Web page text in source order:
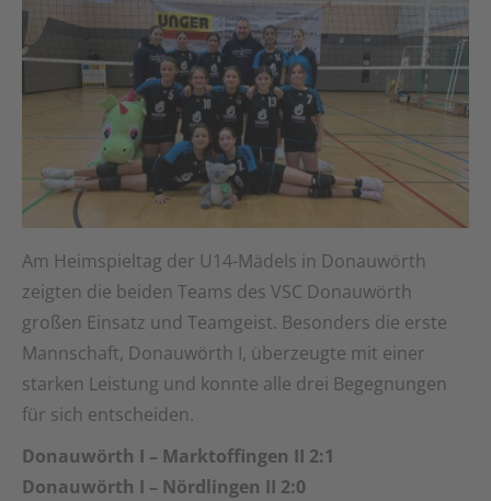
Am Heimspieltag der U14-Mädels in Donauwörth
zeigten die beiden Teams des VSC Donauwörth
großen Einsatz und Teamgeist. Besonders die erste
Mannschaft, Donauwörth I, überzeugte mit einer
starken Leistung und konnte alle drei Begegnungen
für sich entscheiden.
Donauwörth I – Marktoffingen II 2:1
Donauwörth I – Nördlingen II 2:0